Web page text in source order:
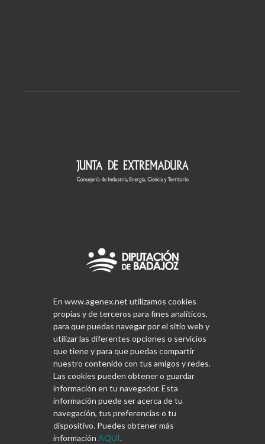
Copyrights © 2026 | Diseñado y programado por
En www.agenex.net utilizamos cookies
propias y de terceros para fines analíticos,
para que puedas navegar por el sitio web y
utilizar las diferentes opciones o servicios
que tiene y para que puedas compartir
nuestro contenido con tus amigos y redes.
Las cookies pueden obtener o guardar
información en tu navegador. Esta
información puede ser acerca de tu
navegación, tus preferencias o tu
dispositivo. Puedes obtener más
información AQUÍ.